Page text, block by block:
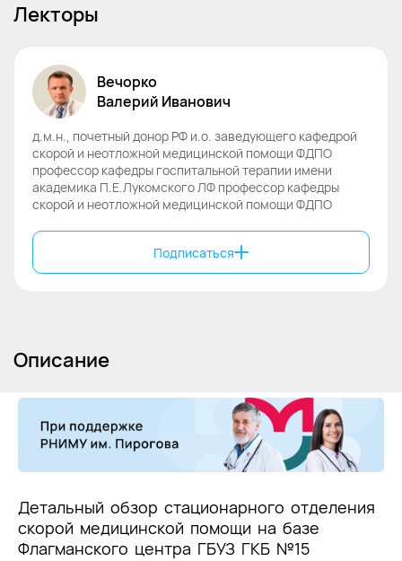
Лекторы
Вечорко
Валерий Иванович
д.м.н., почетный донор РФ и.о. заведующего кафедрой
скорой и неотложной медицинской помощи ФДПО
профессор кафедры госпитальной терапии имени
академика П.Е.Лукомского ЛФ профессор кафедры
скорой и неотложной медицинской помощи ФДПО
Подписаться
Описание
Детальный обзор стационарного отделения
скорой медицинской помощи на базе
Флагманского центра ГБУЗ ГКБ №15